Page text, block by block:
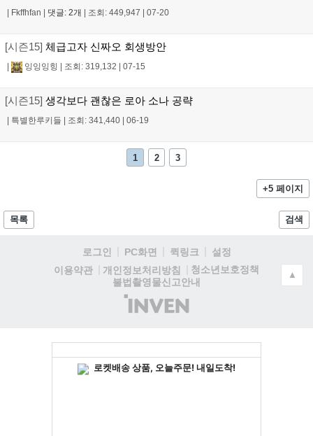
Fkffhfan 댓글: 2개 조회: 449,947 07-20
[시즌15] 체급고자 신짜오 회생방안
잉잉잉힝 조회: 319,132 07-15
[시즌15] 생각보다 괜찮은 로아 소나 공략
특별한루키들 조회: 341,440 06-19
1 2 3
+5 페이지
목록 검색
로그인 PC화면 퀵링크
설정
이용약관
개인정보처리방침
청소년보호정책
불법촬영물신고안내
(주)
인
▲